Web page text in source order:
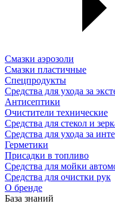
Смазки аэрозоли
Смазки пластичные
Спецпродукты
Средства для ухода за
Антисептики
Очистители технические
Средства для стекол и
Средства для ухода за
Герметики
Присадки в топливо
Средства для мойки
Средства для очистки рук
О бренде
База знаний